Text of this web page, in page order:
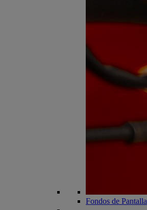
Fondos de Pantalla